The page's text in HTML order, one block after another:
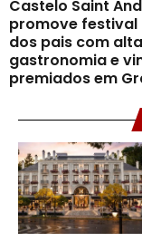
Castelo Saint
promove festival
dos pais com alta
gastronomia e
premiados em